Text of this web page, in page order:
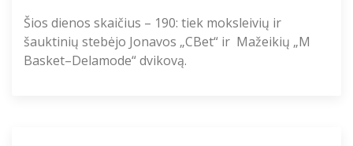
Šios dienos skaičius – 190: tiek moksleivių ir
šauktinių stebėjo Jonavos „CBet“ ir Mažeikių „M
Basket–Delamode“ dvikovą.